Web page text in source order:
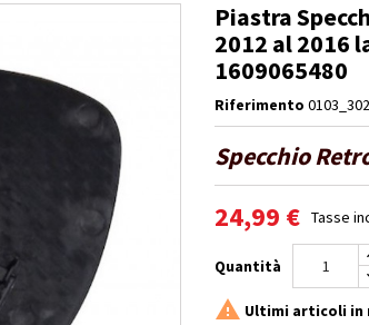
Piastra
2012 al 2016
1609065480
Riferimento
Specchio
24,99 € Tasse
Quantità
 Ultimi articoli in